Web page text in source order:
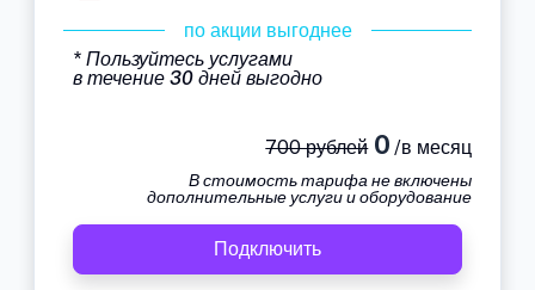
по акции выгоднее
* Пользуйтесь услугами
в течение 30 дней выгодно
700 рублей0 /в месяц
В стоимость тарифа не включены
дополнительные услуги и оборудование
Подключить